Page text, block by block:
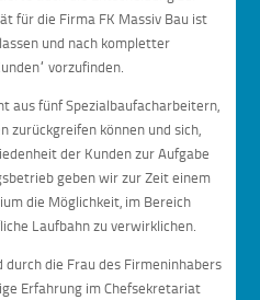
für die Firma FK Massiv Bau ist
und nach kompletter
vorzufinden.
aus fünf Spezialbaufacharbeitern,
zurückgreifen können und sich,
der Kunden zur Aufgabe
geben wir zur Zeit einem
die Möglichkeit, im Bereich
Laufbahn zu verwirklichen.
die Frau des Firmeninhabers
Erfahrung im Chefsekretariat